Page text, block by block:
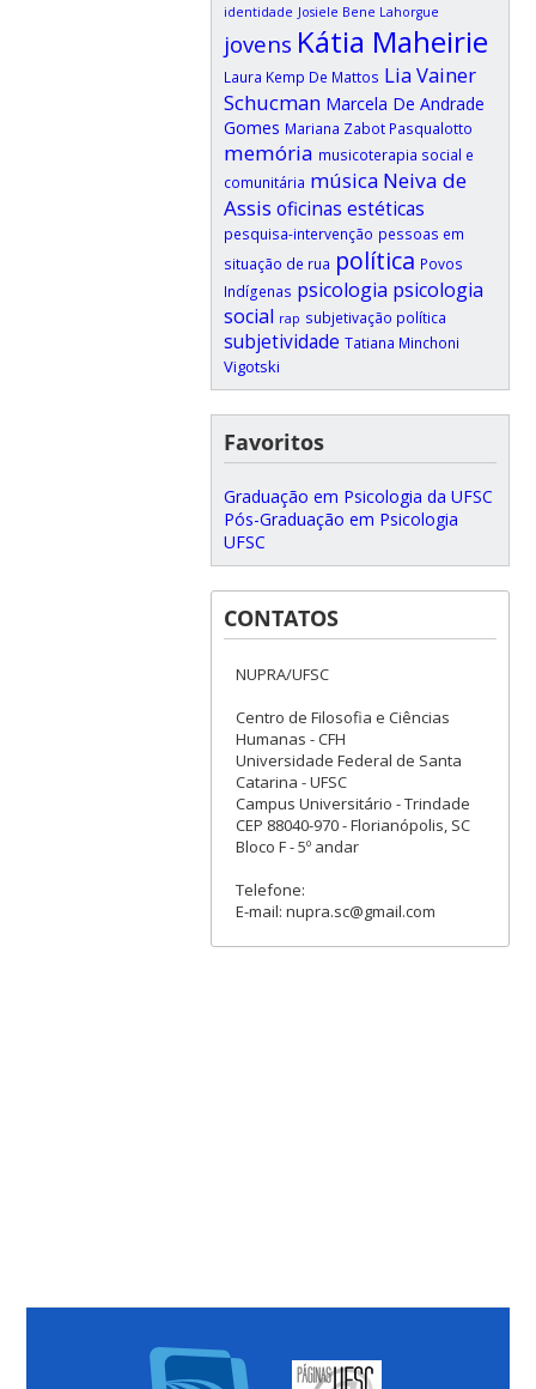
identidade Josiele Bene Lahorgue
jovens Kátia Maheirie
Laura Kemp De Mattos Lia Vainer
Schucman Marcela De Andrade
Gomes Mariana Zabot Pasqualotto
memória musicoterapia social e
comunitária música Neiva de
Assis oficinas estéticas
pesquisa-intervenção pessoas em
situação de rua política Povos
Indígenas psicologia psicologia
social rap subjetivação política
subjetividade Tatiana Minchoni
Vigotski
Favoritos
Graduação em Psicologia da UFSC
Pós-Graduação em Psicologia
UFSC
CONTATOS
NUPRA/UFSC
Centro de Filosofia e Ciências
Humanas - CFH
Universidade Federal de Santa
Catarina - UFSC
Campus Universitário - Trindade
CEP 88040-970 - Florianópolis, SC
Bloco F - 5º andar
Telefone:
E-mail: nupra.sc@gmail.com